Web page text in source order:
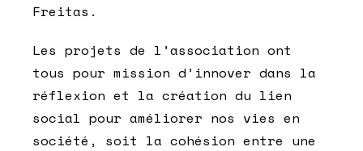
Freitas.
Les projets de l’association ont
tous pour mission d’innover dans la
réflexion et la création du lien
social pour améliorer nos vies en
société, soit la cohésion entre une